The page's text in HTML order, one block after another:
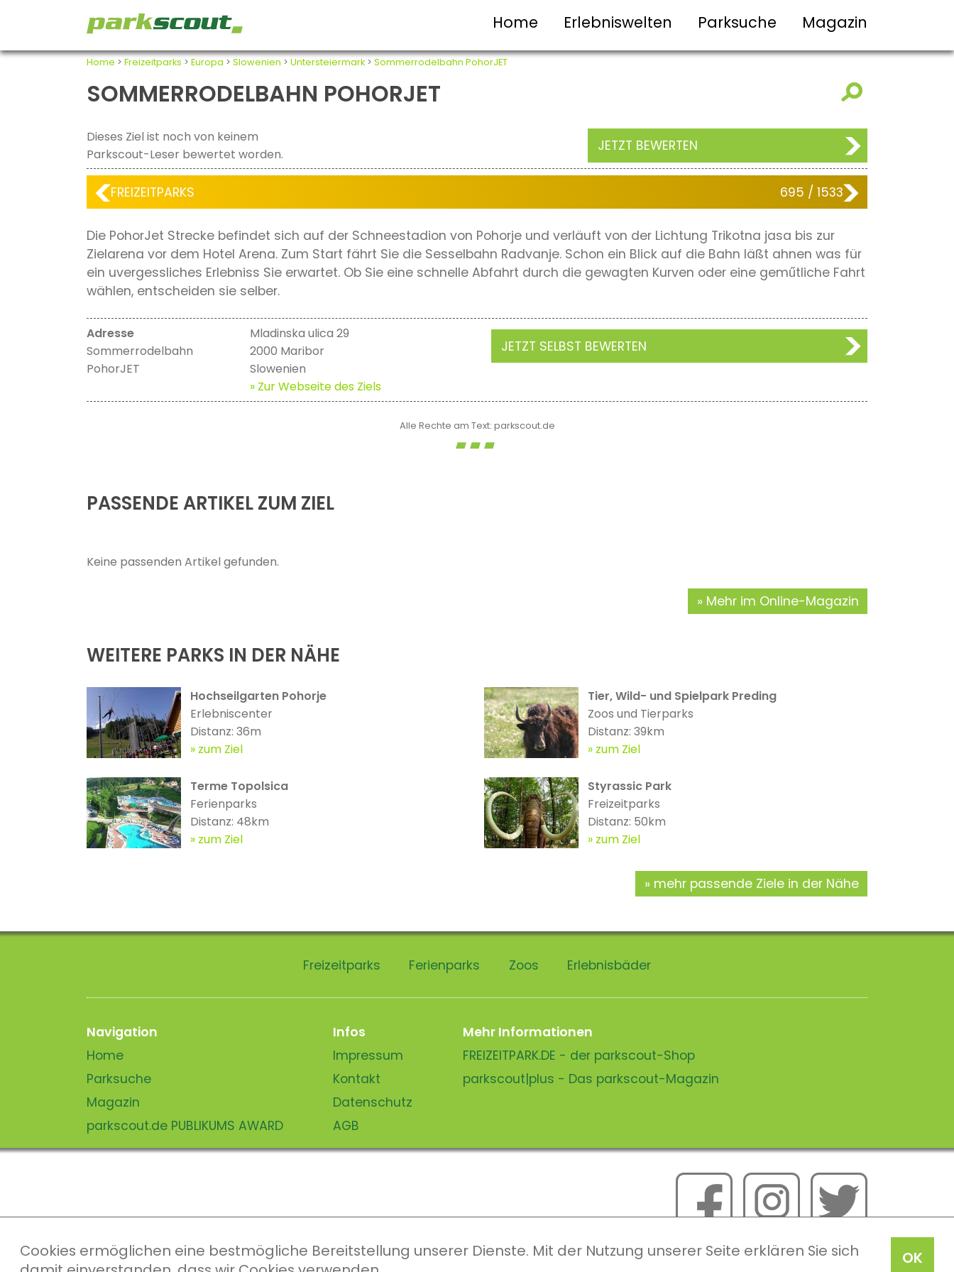
OK
Cookies ermöglichen eine bestmögliche Bereitstellung unserer Dienste. Mit der Nutzung unserer Seite erklären Sie sich
Home Erlebniswelten Parksuche Magazin
Home > Freizeitparks > Europa > Slowenien > Untersteiermark > Sommerrodelbahn PohorJET
SOMMERRODELBAHN POHORJET
Dieses Ziel ist noch von keinem
Parkscout-Leser bewertet worden.
JETZT BEWERTEN
FREIZEITPARKS 695 / 1533
Die PohorJet Strecke befindet sich auf der Schneestadion von Pohorje und verläuft von der Lichtung Trikotna jasa bis zur
Zielarena vor dem Hotel Arena. Zum Start fährt Sie die Sesselbahn Radvanje. Schon ein Blick auf die Bahn läßt ahnen was für
ein uvergessliches Erlebniss Sie erwartet. Ob Sie eine schnelle Abfahrt durch die gewagten Kurven oder eine geműtliche Fahrt
wählen, entscheiden sie selber.
Adresse
Sommerrodelbahn
PohorJET
Mladinska ulica 29
2000 Maribor
Slowenien
» Zur Webseite des Ziels
JETZT SELBST BEWERTEN
Alle Rechte am Text: parkscout.de
PASSENDE ARTIKEL ZUM ZIEL
Keine passenden Artikel gefunden.
Mehr im Online-Magazin
WEITERE PARKS IN DER NÄHE
Hochseilgarten Pohorje
Erlebniscenter
Distanz: 36m
zum Ziel
Tier, Wild- und Spielpark Preding
Zoos und Tierparks
Distanz: 39km
zum Ziel
Terme Topolsica
Ferienparks
Distanz: 48km
zum Ziel
Styrassic Park
Freizeitparks
Distanz: 50km
zum Ziel
mehr passende Ziele in der Nähe
Freizeitparks Ferienparks Zoos Erlebnisbäder
Navigation
Home
Parksuche
Magazin
parkscout.de PUBLIKUMS AWARD
Infos
Impressum
Kontakt
Datenschutz
AGB
Mehr Informationen
FREIZEITPARK.DE - der parkscout-Shop
parkscout|plus - Das parkscout-Magazin